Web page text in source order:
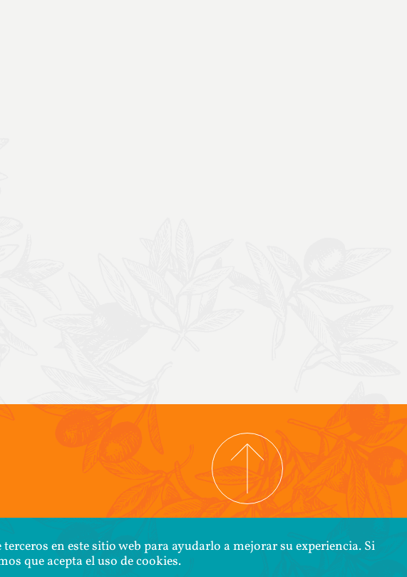
en este sitio web para ayudarlo a mejorar su experiencia. Si
que acepta el uso de cookies.